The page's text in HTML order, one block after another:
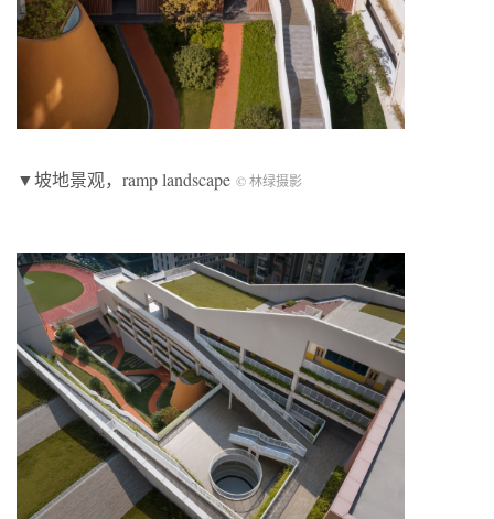
▼坡地景观，ramp landscape © 林绿摄影